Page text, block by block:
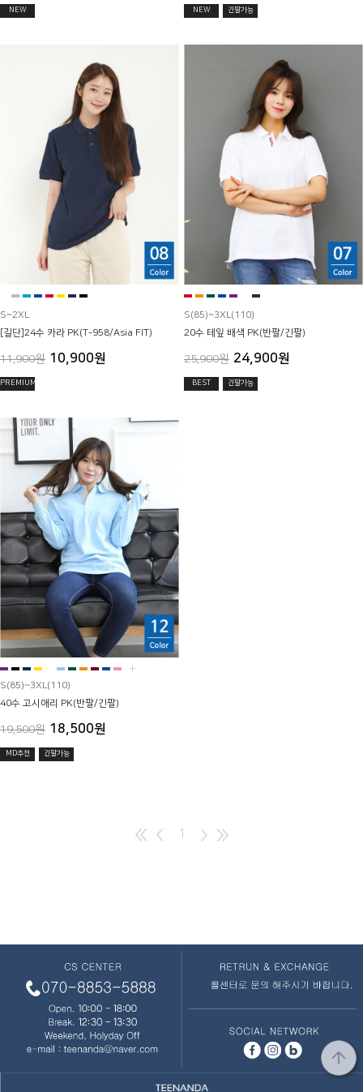
NEW NEW 긴팔가능
S~2XL
[길단]24수 카라 PK(T-958/Asia FIT)
11,900원 10,900원
PREMIUM
S(85)~3XL(110)
20수 테잎 배색 PK(반팔/긴팔)
25,900원 24,900원
BEST 긴팔가능
+
S(85)~3XL(110)
40수 고시애리 PK(반팔/긴팔)
19,500원 18,500원
MD추천 긴팔가능
1